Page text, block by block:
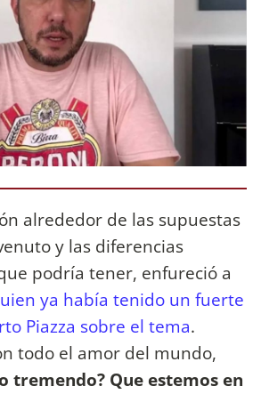
alrededor de las supuestas
y las diferencias
podría tener, enfureció a
ya había tenido un fuerte
Piazza sobre el tema.
todo el amor del mundo,
tremendo? Que estemos en